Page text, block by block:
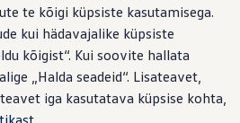
te kõigi küpsiste kasutamisega.
kui hädavajalike küpsiste
kõigist“. Kui soovite hallata
„Halda seadeid“. Lisateavet,
iga kasutatava küpsise kohta,
.
laadimisteenus: See digitaalne
teie Volkswageniga seotud
et toetada teid teie igapäevaelus.